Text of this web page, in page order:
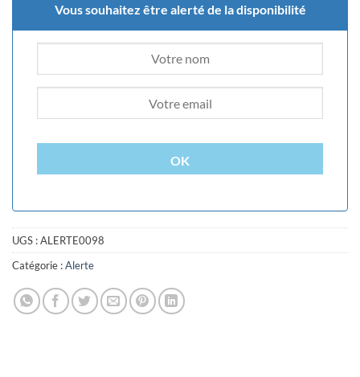
Vous souhaitez être alerté de la disponibilité
OK
UGS :ALERTE0098
Catégorie :Alerte